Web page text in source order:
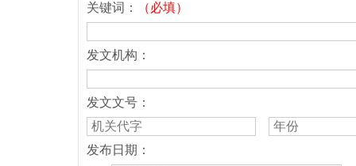
关键词： （必填）
发文机构：
发文文号：
发布日期：